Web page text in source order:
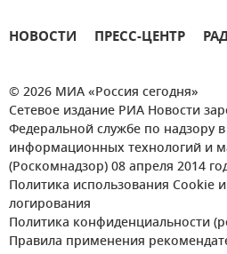
НОВОСТИ ПРЕСС-ЦЕНТР
© 2026 МИА «Россия сегодня»
Сетевое издание РИА Новости
Федеральной службе по надзору
информационных технологий и
(Роскомнадзор) 08 апреля 2014
Политика использования Cookie
логирования
Политика конфиденциальности
Правила применения